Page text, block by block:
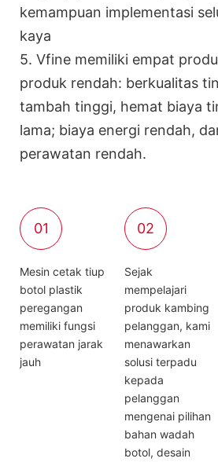
kemampuan implementasi
kaya
5. Vfine memiliki empat
produk rendah: berkualitas
tambah tinggi, hemat biaya
lama; biaya energi rendah,
perawatan rendah.
01
Mesin cetak tiup
botol plastik
peregangan
memiliki fungsi
perawatan jarak
jauh
02
Sejak
mempelajari
produk kambing
pelanggan, kami
menawarkan
solusi terpadu
kepada
pelanggan
mengenai pilihan
bahan wadah
botol, desain